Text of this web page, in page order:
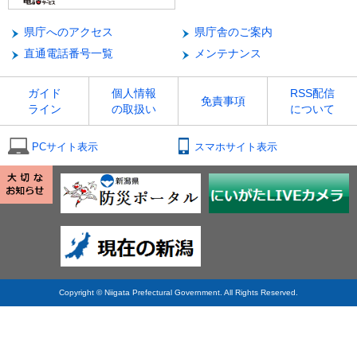
県庁へのアクセス
県庁舎のご案内
直通電話番号一覧
メンテナンス
ガイド
ライン
個人情報
の取扱い
免責事項
RSS配信
について
PCサイト表示 スマホサイト表示
Copyright © Niigata Prefectural Government. All Rights Reserved.